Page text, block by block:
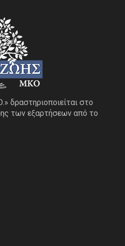
δραστηριοποιείται στο
των εξαρτήσεων από το